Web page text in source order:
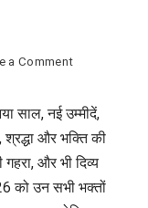
a Commenton
Year
2026
Spiritual
welcome
साल, नई उम्मीदें,
और भक्ति की
और भी दिव्य
को उन सभी भक्तों